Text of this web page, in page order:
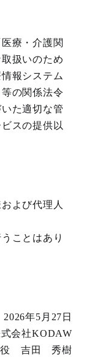
療・介護関
扱いのため
報システム
の関係法令
た適切な管
スの提供以
よび代理人
ことはあり
2026年5月27日
会社KODAW
役 吉田 秀樹